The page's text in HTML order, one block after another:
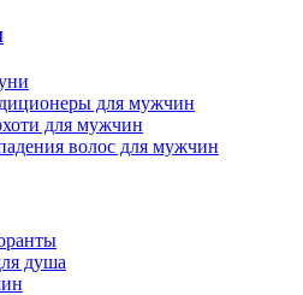
для мужчин
для мужчин
волос для мужчин
душа